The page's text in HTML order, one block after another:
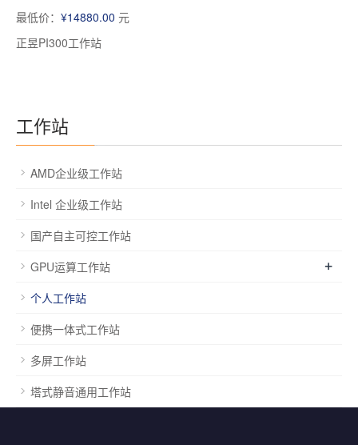
最低价： ¥14880.00 元
正昱PI300工作站
工作站
AMD企业级工作站
Intel 企业级工作站
国产自主可控工作站
GPU运算工作站
+
个人工作站
便携一体式工作站
多屏工作站
塔式静音通用工作站